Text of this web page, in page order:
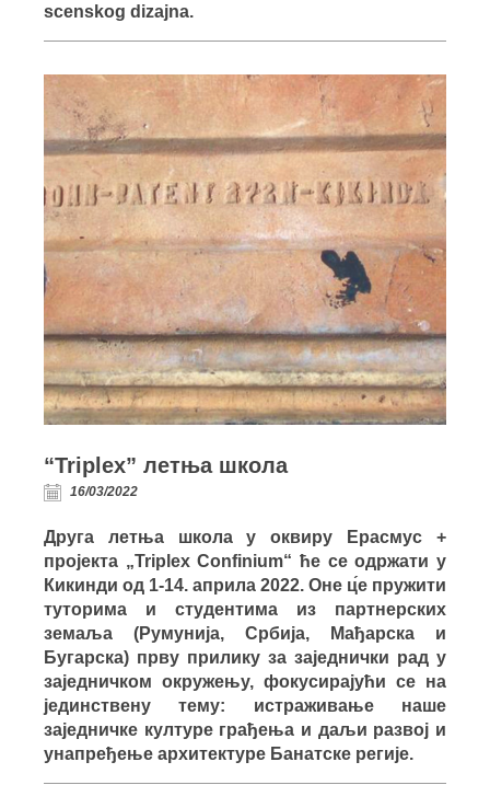
scenskog dizajna.
“Triplex” летња школа
16/03/2022
Друга летња школа у оквиру Ерасмус +
пројекта „Triplex Confinium“ ће се одржати у
Кикинди од 1-14. априла 2022. Оне ц́е пружити
туторима и студентима из партнерских
земаља (Румунија, Србија, Мађарска и
Бугарска) прву прилику за заједнички рад у
заједничком окружењу, фокусирајући се на
јединствену тему: истраживање наше
заједничке културе грађења и даљи развој и
унапређење архитектуре Банатске регије.